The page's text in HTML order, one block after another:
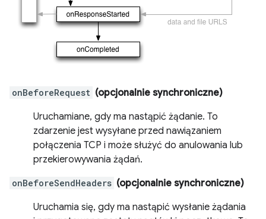
onBeforeRequest (opcjonalnie synchroniczne)
Uruchamiane, gdy ma nastąpić żądanie. To
zdarzenie jest wysyłane przed nawiązaniem
połączenia TCP i może służyć do anulowania lub
przekierowywania żądań.
onBeforeSendHeaders (opcjonalnie synchroniczne)
Uruchamia się, gdy ma nastąpić wysłanie żądania